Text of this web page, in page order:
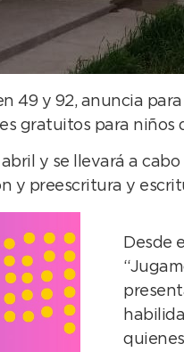
49 y 92, anuncia
gratuitos para niños
y se llevará a
y preescritura y
Desde